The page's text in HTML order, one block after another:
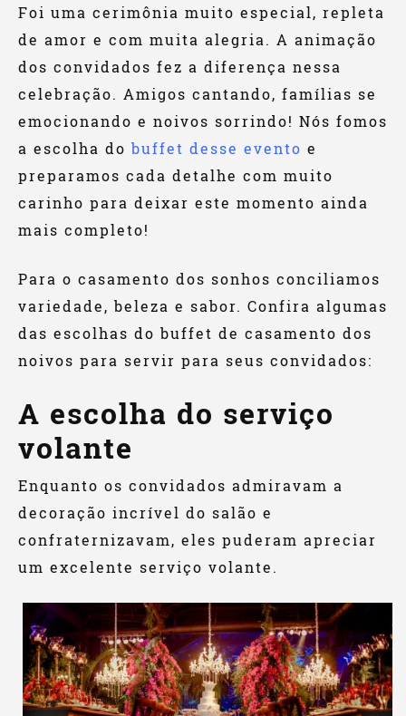
Foi uma cerimônia muito especial, repleta
de amor e com muita alegria. A animação
dos convidados fez a diferença nessa
celebração. Amigos cantando, famílias se
emocionando e noivos sorrindo! Nós fomos
a escolha do buffet desse evento e
preparamos cada detalhe com muito
carinho para deixar este momento ainda
mais completo!
Para o casamento dos sonhos conciliamos
variedade, beleza e sabor. Confira algumas
das escolhas do buffet de casamento dos
noivos para servir para seus convidados:
A escolha do serviço
volante
Enquanto os convidados admiravam a
decoração incrível do salão e
confraternizavam, eles puderam apreciar
um excelente serviço volante.